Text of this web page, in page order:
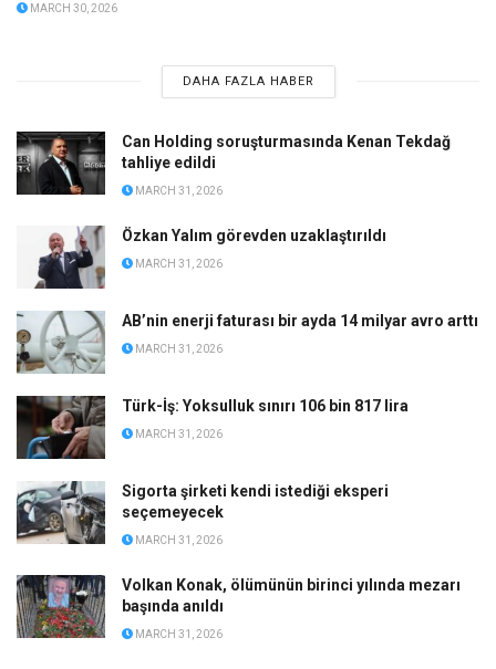
MARCH 30, 2026
DAHA FAZLA HABER
Can Holding soruşturmasında Kenan Tekdağ
tahliye edildi
MARCH 31, 2026
Özkan Yalım görevden uzaklaştırıldı
MARCH 31, 2026
AB’nin enerji faturası bir ayda 14 milyar avro arttı
MARCH 31, 2026
Türk-İş: Yoksulluk sınırı 106 bin 817 lira
MARCH 31, 2026
Sigorta şirketi kendi istediği eksperi
seçemeyecek
MARCH 31, 2026
Volkan Konak, ölümünün birinci yılında mezarı
başında anıldı
MARCH 31, 2026